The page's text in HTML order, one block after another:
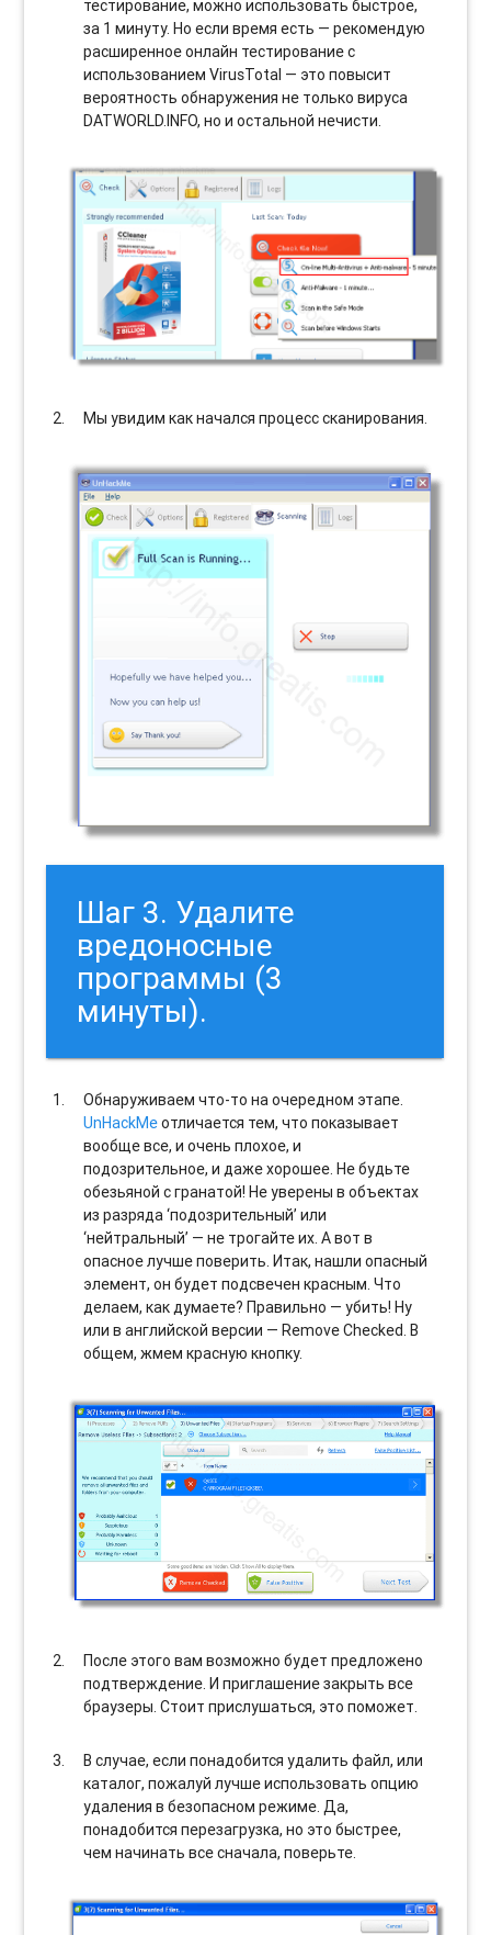
тестирование, можно использовать быстрое,
за 1 минуту. Но если время есть — рекомендую
расширенное онлайн тестирование с
использованием VirusTotal — это повысит
вероятность обнаружения не только вируса
DATWORLD.INFO, но и остальной нечисти.
Мы увидим как начался процесс сканирования.
Шаг 3. Удалите
вредоносные
программы (3
минуты).
Обнаруживаем что-то на очередном этапе.
UnHackMeотличается тем, что показывает
вообще все, и очень плохое, и
подозрительное, и даже хорошее. Не будьте
обезьяной с гранатой! Не уверены в объектах
из разряда ‘подозрительный’ или
‘нейтральный’ — не трогайте их. А вот в
опасное лучше поверить. Итак, нашли опасный
элемент, он будет подсвечен красным. Что
делаем, как думаете? Правильно — убить! Ну
или в английской версии — Remove Checked. В
общем, жмем красную кнопку.
После этого вам возможно будет предложено
подтверждение. И приглашение закрыть все
браузеры. Стоит прислушаться, это поможет.
В случае, если понадобится удалить файл, или
каталог, пожалуй лучше использовать опцию
удаления в безопасном режиме. Да,
понадобится перезагрузка, но это быстрее,
чем начинать все сначала, поверьте.